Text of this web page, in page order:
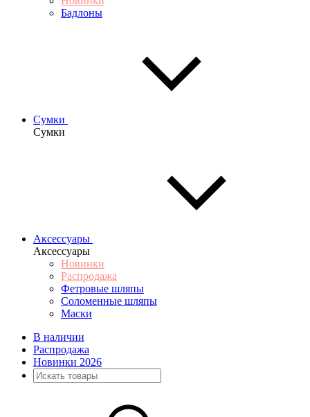
Бадлоны
Сумки
Сумки
Аксессуары
Аксессуары
Новинки
Распродажа
Фетровые шляпы
Соломенные шляпы
Маски
В наличии
Распродажа
Новинки 2026